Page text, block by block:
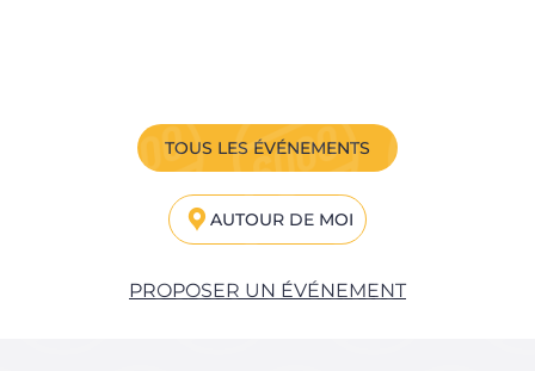
TOUS LES ÉVÉNEMENTS
AUTOUR DE MOI
PROPOSER UN ÉVÉNEMENT